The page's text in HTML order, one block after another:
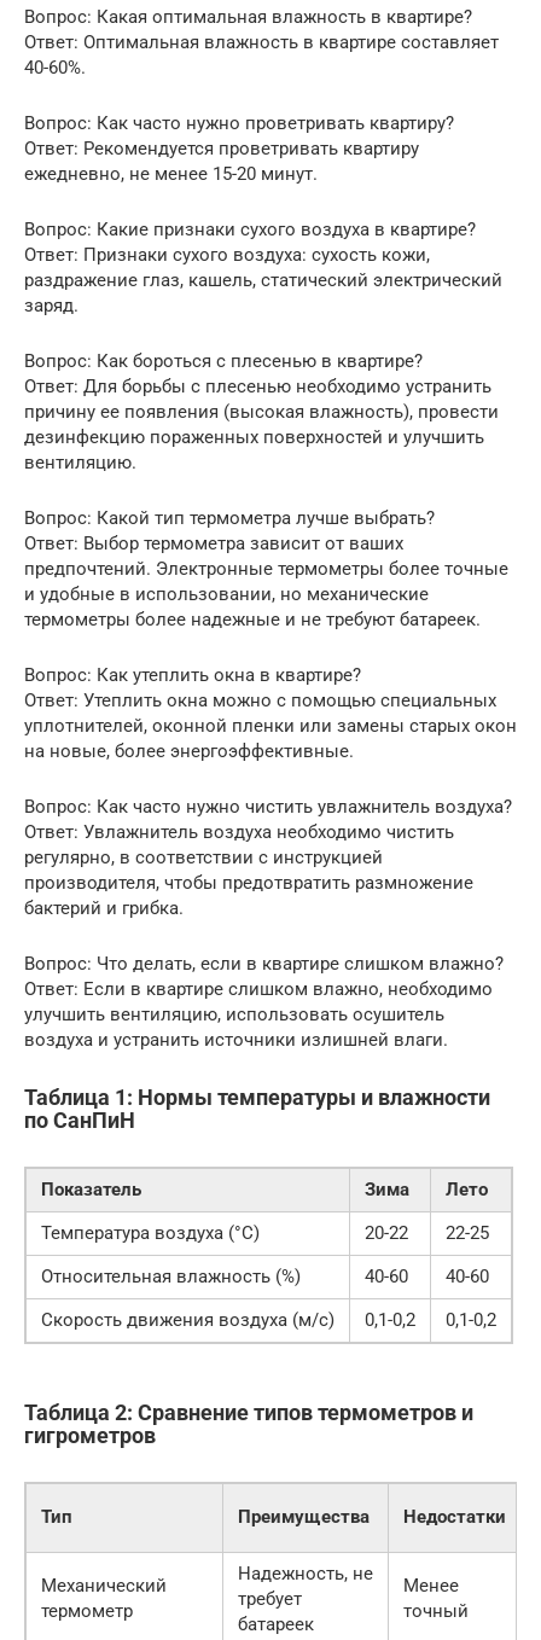
Вопрос: Какая оптимальная влажность в квартире?
Ответ: Оптимальная влажность в квартире составляет
40-60%.
Вопрос: Как часто нужно проветривать квартиру?
Ответ: Рекомендуется проветривать квартиру
ежедневно, не менее 15-20 минут.
Вопрос: Какие признаки сухого воздуха в квартире?
Ответ: Признаки сухого воздуха: сухость кожи,
раздражение глаз, кашель, статический электрический
заряд.
Вопрос: Как бороться с плесенью в квартире?
Ответ: Для борьбы с плесенью необходимо устранить
причину ее появления (высокая влажность), провести
дезинфекцию пораженных поверхностей и улучшить
вентиляцию.
Вопрос: Какой тип термометра лучше выбрать?
Ответ: Выбор термометра зависит от ваших
предпочтений. Электронные термометры более точные
и удобные в использовании, но механические
термометры более надежные и не требуют батареек.
Вопрос: Как утеплить окна в квартире?
Ответ: Утеплить окна можно с помощью специальных
уплотнителей, оконной пленки или замены старых окон
на новые, более энергоэффективные.
Вопрос: Как часто нужно чистить увлажнитель воздуха?
Ответ: Увлажнитель воздуха необходимо чистить
регулярно, в соответствии с инструкцией
производителя, чтобы предотвратить размножение
бактерий и грибка.
Вопрос: Что делать, если в квартире слишком влажно?
Ответ: Если в квартире слишком влажно, необходимо
улучшить вентиляцию, использовать осушитель
воздуха и устранить источники излишней влаги.
Таблица 1: Нормы температуры и влажности
по СанПиН
Показатель Зима
Лето
Температура воздуха (°C)
20-22
22-25
Относительная влажность (%)
40-60
40-60
Скорость движения воздуха (м/с)
0,1-0,2 0,1-0,2
Таблица 2: Сравнение типов термометров и
гигрометров
Тип Преимущества Недостатки
Механический
термометр
Надежность, не
требует
батареек
Менее
точный